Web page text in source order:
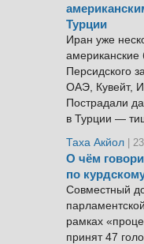
Турции
Иран уже
американские
Персидского
ОАЭ, Кувейт,
Пострадали
в Турции —
Таха Акйол |
О чём
по
Совместный
рамках
принят 47